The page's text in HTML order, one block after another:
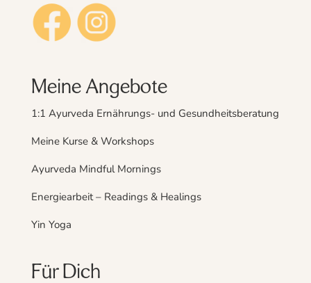
Meine Angebote
1:1 Ayurveda Ernährungs- und Gesundheitsberatung
Meine Kurse & Workshops
Ayurveda Mindful Mornings
Energiearbeit – Readings & Healings
Yin Yoga
Für Dich